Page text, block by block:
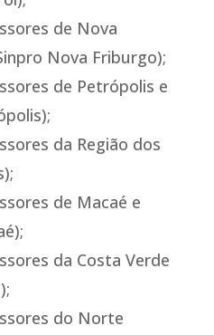
de Nova
Nova Friburgo);
de Petrópolis e
da Região dos
de Macaé e
da Costa Verde
do Norte